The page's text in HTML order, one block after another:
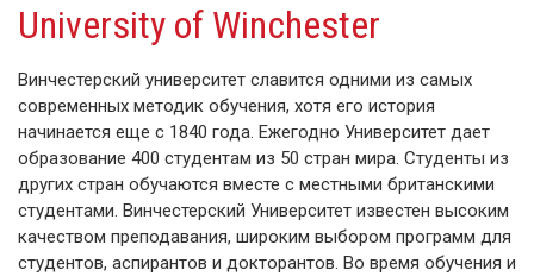
University of Winchester
Винчестерский университет славится одними из самых
современных методик обучения, хотя его история
начинается еще с 1840 года. Ежегодно Университет дает
образование 400 студентам из 50 стран мира. Студенты из
других стран обучаются вместе с местными британскими
студентами. Винчестерский Университет известен высоким
качеством преподавания, широким выбором программ для
студентов, аспирантов и докторантов. Во время обучения и